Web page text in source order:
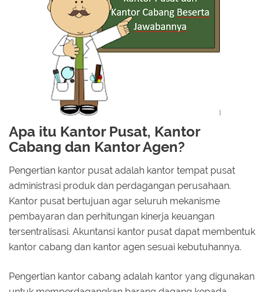
Apa itu Kantor Pusat, Kantor
Cabang dan Kantor Agen?
Pengertian kantor pusat adalah kantor tempat pusat
administrasi produk dan perdagangan perusahaan.
Kantor pusat bertujuan agar seluruh mekanisme
pembayaran dan perhitungan kinerja keuangan
tersentralisasi. Akuntansi kantor pusat dapat membentuk
kantor cabang dan kantor agen sesuai kebutuhannya.
Pengertian kantor cabang adalah kantor yang digunakan